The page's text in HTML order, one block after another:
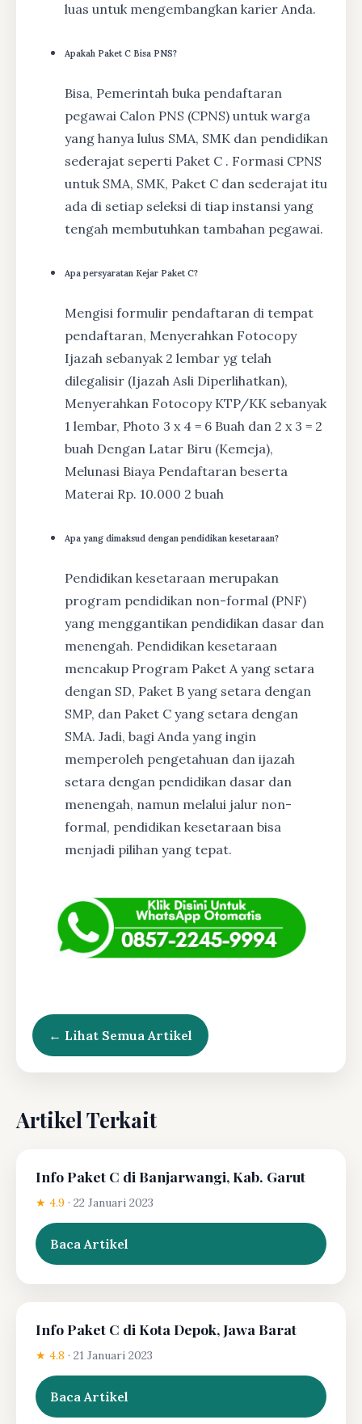
luas untuk mengembangkan karier Anda.
Apakah Paket C Bisa PNS?
Bisa, Pemerintah buka pendaftaran
pegawai Calon PNS (CPNS) untuk warga
yang hanya lulus SMA, SMK dan pendidikan
sederajat seperti Paket C . Formasi CPNS
untuk SMA, SMK, Paket C dan sederajat itu
ada di setiap seleksi di tiap instansi yang
tengah membutuhkan tambahan pegawai.
Apa persyaratan Kejar Paket C?
Mengisi formulir pendaftaran di tempat
pendaftaran, Menyerahkan Fotocopy
Ijazah sebanyak 2 lembar yg telah
dilegalisir (Ijazah Asli Diperlihatkan),
Menyerahkan Fotocopy KTP/KK sebanyak
1 lembar, Photo 3 x 4 = 6 Buah dan 2 x 3 = 2
buah Dengan Latar Biru (Kemeja),
Melunasi Biaya Pendaftaran beserta
Materai Rp. 10.000 2 buah
Apa yang dimaksud dengan pendidikan kesetaraan?
Pendidikan kesetaraan merupakan
program pendidikan non-formal (PNF)
yang menggantikan pendidikan dasar dan
menengah. Pendidikan kesetaraan
mencakup Program Paket A yang setara
dengan SD, Paket B yang setara dengan
SMP, dan Paket C yang setara dengan
SMA. Jadi, bagi Anda yang ingin
memperoleh pengetahuan dan ijazah
setara dengan pendidikan dasar dan
menengah, namun melalui jalur non-
formal, pendidikan kesetaraan bisa
menjadi pilihan yang tepat.
← Lihat Semua Artikel
Artikel Terkait
Info Paket C di Banjarwangi, Kab. Garut
★ 4.9 · 22 Januari 2023
Baca Artikel
Info Paket C di Kota Depok, Jawa Barat
★ 4.8 · 21 Januari 2023
Baca Artikel